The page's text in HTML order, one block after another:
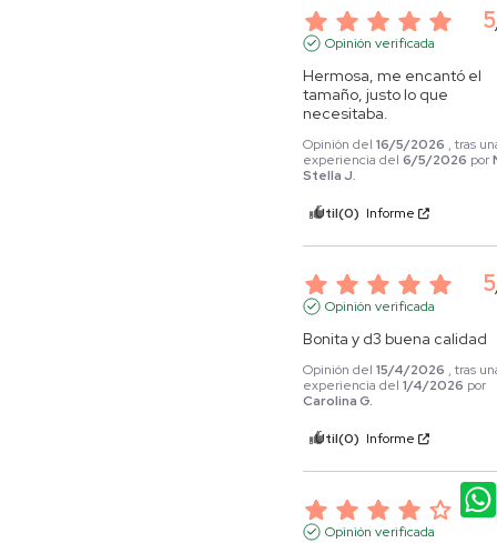
5
Opinión verificada
Hermosa, me encantó el
tamaño, justo lo que
necesitaba.
Opinión del16/5/2026 , tras
experiencia del6/5/2026 por
Stella J.
Útil(0) Informe
5
Opinión verificada
Bonita y d3 buena calidad
Opinión del15/4/2026 , tras
experiencia del1/4/2026 por
Carolina G.
Útil(0) Informe
Opinión verificada